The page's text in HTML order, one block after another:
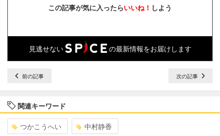
この記事が気に入ったらいいね！ しよう
見逃せない の最新情報をお届けします
前の記事 次の記事
関連キーワード
つかこうへい 中村静香